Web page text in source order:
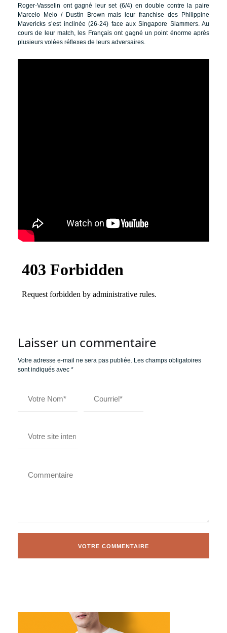
Roger-Vasselin ont gagné leur set (6/4) en double contre la paire
Marcelo Melo / Dustin Brown mais leur franchise des Philippine
Mavericks s’est inclinée (26-24) face aux Singapore Slammers. Au
cours de leur match, les Français ont gagné un point énorme après
plusieurs volées réflexes de leurs adversaires.
Laisser un commentaire
Votre adresse e-mail ne sera pas publiée. Les champs obligatoires
sont indiqués avec *